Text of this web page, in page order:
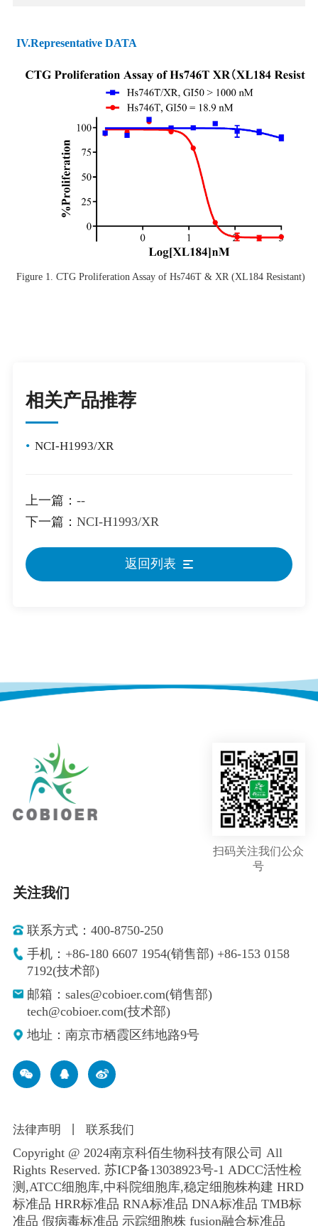
IV.Representative DATA
Figure 1. CTG Proliferation Assay of Hs746T & XR (XL184 Resistant) .
相关产品推荐
• NCI-H1993/XR
上一篇： --
下一篇： NCI-H1993/XR
返回列表
扫码关注我们公众
号
关注我们
联系方式：400-8750-250
手机：+86-180 6607 1954(销售部) +86-153 0158
7192(技术部)
邮箱：sales@cobioer.com(销售部)
tech@cobioer.com(技术部)
地址：南京市栖霞区纬地路9号
法律声明 联系我们
Copyright @ 2024南京科佰生物科技有限公司 All
Rights Reserved. 苏ICP备13038923号-1 ADCC活性检
测,ATCC细胞库,中科院细胞库,稳定细胞株构建 HRD
标准品 HRR标准品 RNA标准品 DNA标准品 TMB标
准品 假病毒标准品 示踪细胞株 fusion融合标准品